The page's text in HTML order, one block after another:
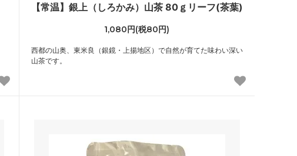
【常温】銀上（しろかみ）山茶 80ｇリーフ(茶葉)
1,080円(税80円)
西都の山奥、東米良（銀鏡・上揚地区）で自然が育てた味わい深い
山茶です。